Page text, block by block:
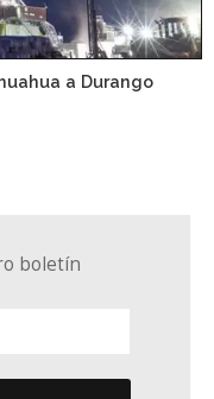
a Durango
boletín